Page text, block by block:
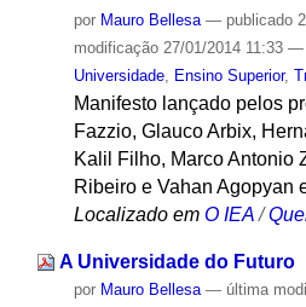
por Mauro Bellesa — publicado
modificação27/01/2014 11:33 —
Universidade, Ensino Superior,
Manifesto lançado pelos
Fazzio, Glauco Arbix,
Kalil Filho, Marco Antonio
Ribeiro e Vahan Agopyan
Localizado em O IEA /
A Universidade do Futuro
por Mauro Bellesa — última